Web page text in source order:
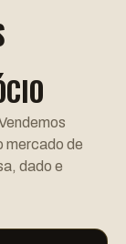
mercado de
dado e